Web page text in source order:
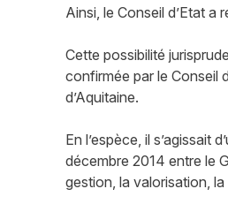
Ainsi, le Conseil d’Etat a
Cette possibilité
confirmée par le Conseil
d’Aquitaine.
En l’espèce, il
décembre 2014 entre le
gestion, la valorisation,